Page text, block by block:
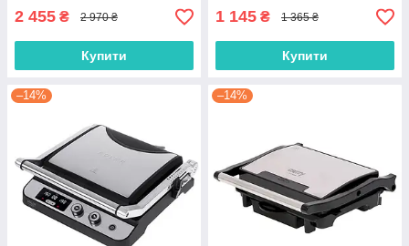
2 455 ₴ 2 970 ₴
Купити
1 145 ₴ 1 365 ₴
Купити
–14% –14%